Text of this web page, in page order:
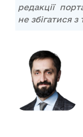
редакції
не збігатися